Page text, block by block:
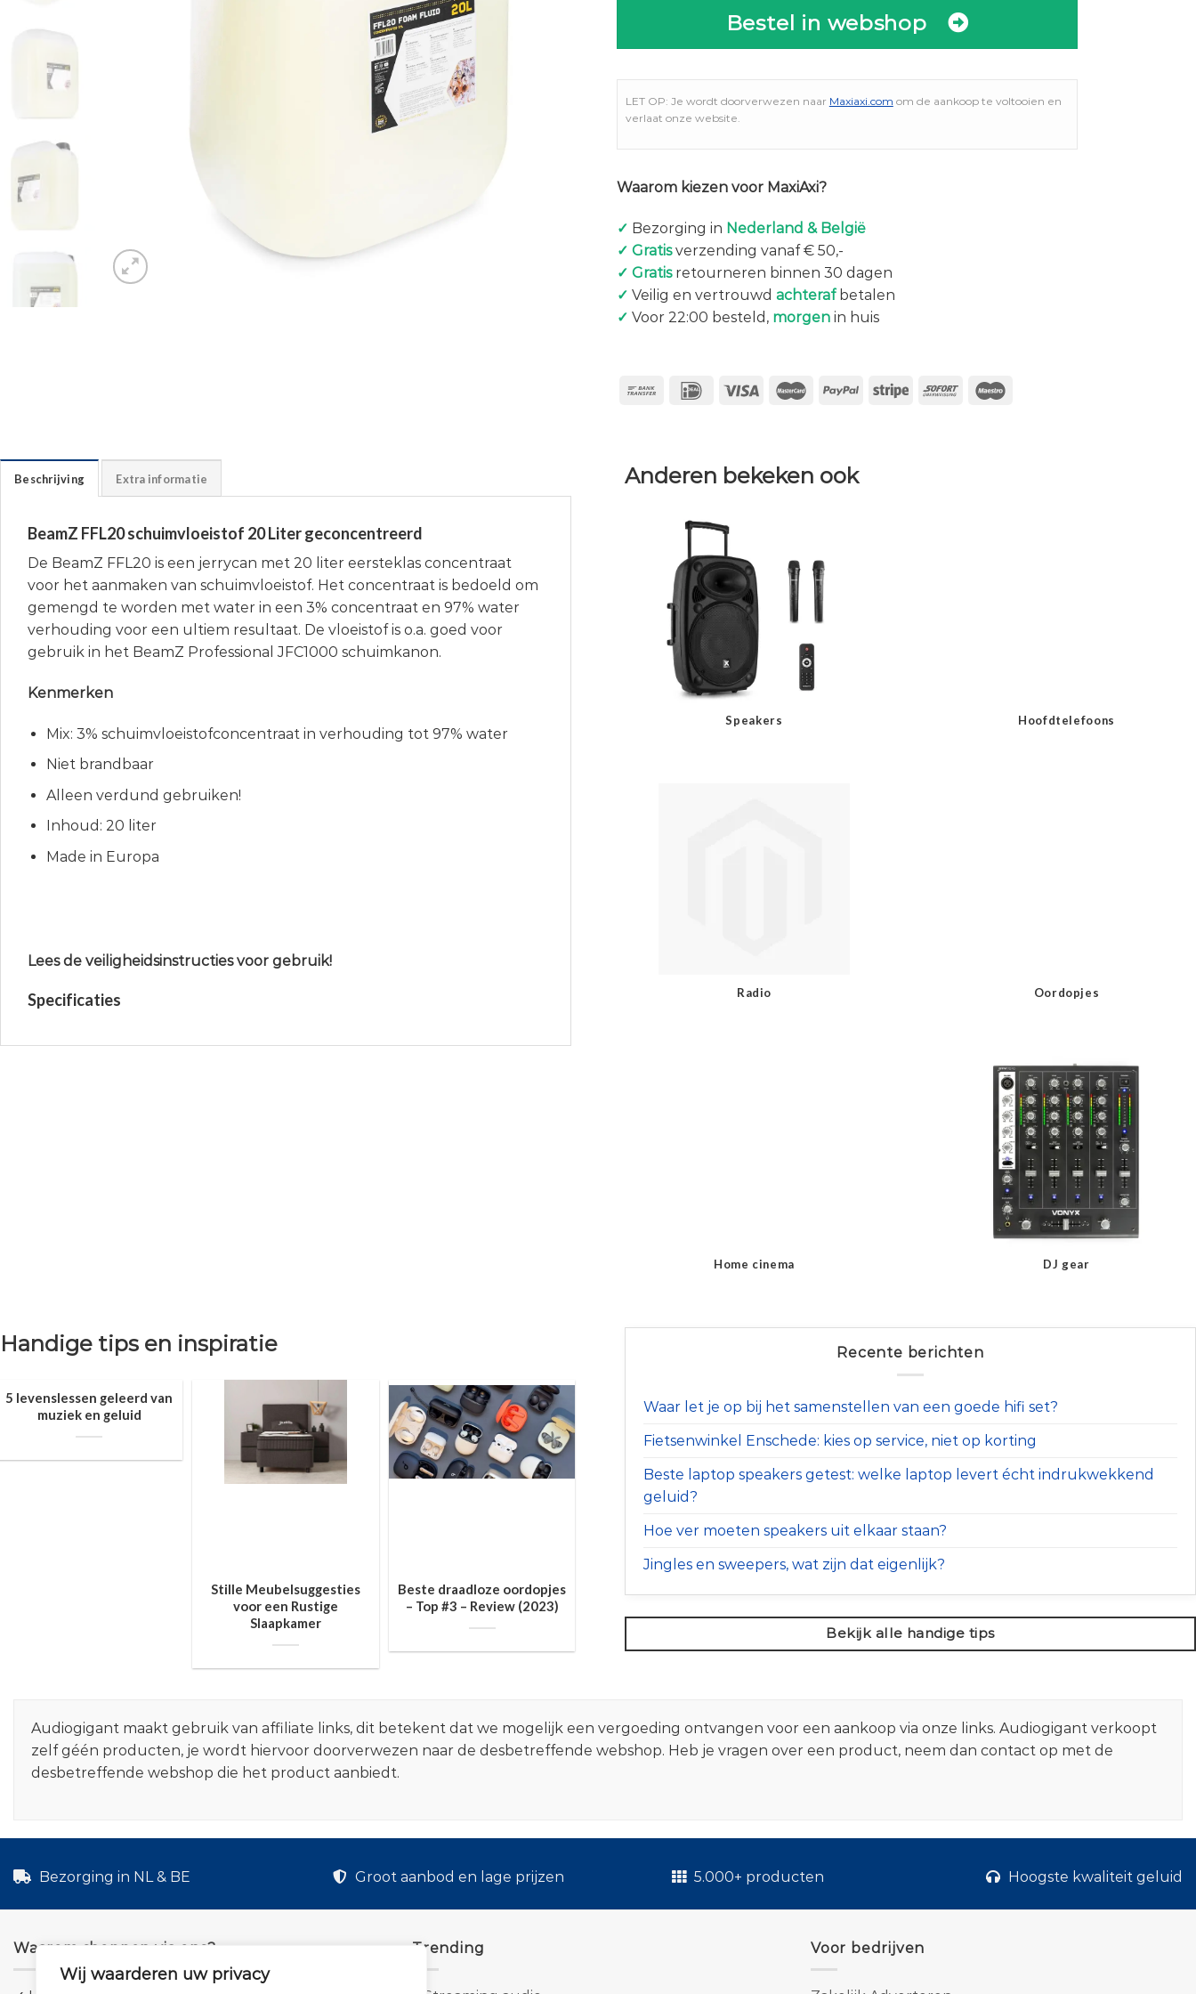
Wij waarderen uw privacy
Bestel in webshop
LET OP: Je wordt doorverwezen naar Maxiaxi.com om de aankoop te voltooien en
verlaat onze website.
Waarom kiezen voor MaxiAxi?
✓ Bezorging in Nederland & België
✓ Gratisverzending vanaf € 50,-
✓ Gratisretourneren binnen 30 dagen
✓ Veilig en vertrouwd achterafbetalen
✓ Voor 22:00 besteld, morgenin huis
Beschrijving Extra informatie
BeamZ FFL20 schuimvloeistof 20 Liter geconcentreerd
De BeamZ FFL20 is een jerrycan met 20 liter eersteklas concentraat
voor het aanmaken van schuimvloeistof. Het concentraat is bedoeld om
gemengd te worden met water in een 3% concentraat en 97% water
verhouding voor een ultiem resultaat. De vloeistof is o.a. goed voor
gebruik in het BeamZ Professional JFC1000 schuimkanon.
Kenmerken
Mix: 3% schuimvloeistofconcentraat in verhouding tot 97% water
Niet brandbaar
Alleen verdund gebruiken!
Inhoud: 20 liter
Made in Europa
Lees de veiligheidsinstructies voor gebruik!
Specificaties
Anderen bekeken ook
Speakers Hoofdtelefoons
Radio Oordopjes
Home cinema DJ gear
Handige tips en inspiratie
5 levenslessen geleerd van
muziek en geluid
Stille Meubelsuggesties
voor een Rustige
Slaapkamer
Beste draadloze oordopjes
– Top #3 – Review (2023)
Recente berichten
Waar let je op bij het samenstellen van een goede hifi set?
Fietsenwinkel Enschede: kies op service, niet op korting
Beste laptop speakers getest: welke laptop levert écht indrukwekkend
geluid?
Hoe ver moeten speakers uit elkaar staan?
Jingles en sweepers, wat zijn dat eigenlijk?
Bekijk alle handige tips
Audiogigant maakt gebruik van affiliate links, dit betekent dat we mogelijk een vergoeding ontvangen voor een aankoop via onze links. Audiogigant verkoopt
zelf géén producten, je wordt hiervoor doorverwezen naar de desbetreffende webshop. Heb je vragen over een product, neem dan contact op met de
desbetreffende webshop die het product aanbiedt.
Bezorging in NL & BE Groot aanbod en lage prijzen 5.000+ producten Hoogste kwaliteit geluid
Waarom shoppen via ons? Trending Voor bedrijven